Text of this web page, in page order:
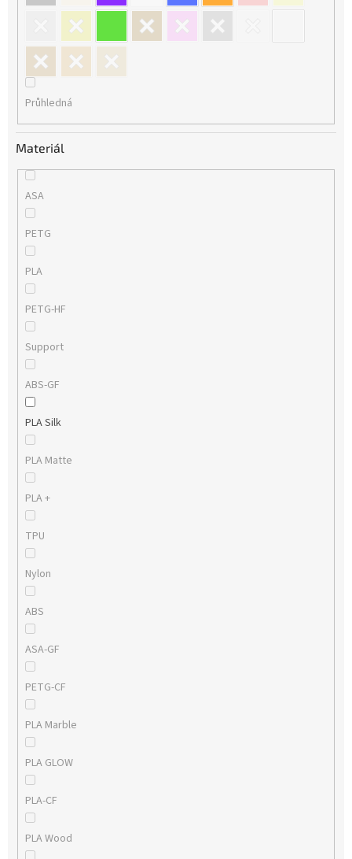
Průhledná
Materiál
ASA
PETG
PLA
PETG-HF
Support
ABS-GF
PLA Silk
PLA Matte
PLA +
TPU
Nylon
ABS
ASA-GF
PETG-CF
PLA Marble
PLA GLOW
PLA-CF
PLA Wood